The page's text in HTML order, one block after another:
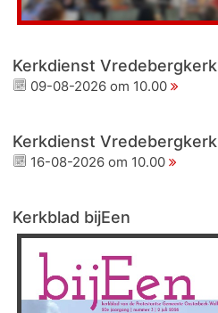
Kerkdienst Vredebergkerk
09-08-2026 om 10.00
Kerkdienst Vredebergkerk
16-08-2026 om 10.00
Kerkblad bijEen